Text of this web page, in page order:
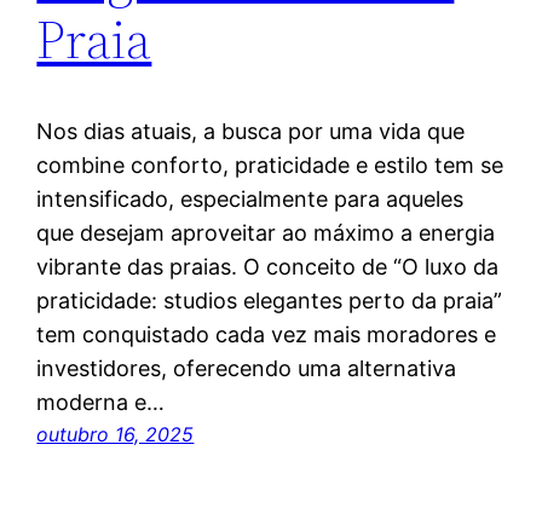
Praia
Nos dias atuais, a busca por uma vida que
combine conforto, praticidade e estilo tem se
intensificado, especialmente para aqueles
que desejam aproveitar ao máximo a energia
vibrante das praias. O conceito de “O luxo da
praticidade: studios elegantes perto da praia”
tem conquistado cada vez mais moradores e
investidores, oferecendo uma alternativa
moderna e…
outubro 16, 2025